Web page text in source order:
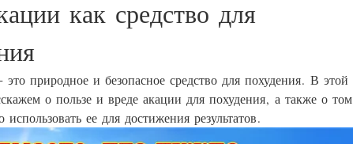
как средство для
природное и безопасное средство для похудения. В этой
о пользе и вреде акации для похудения, а также о том,
использовать ее для достижения результатов.